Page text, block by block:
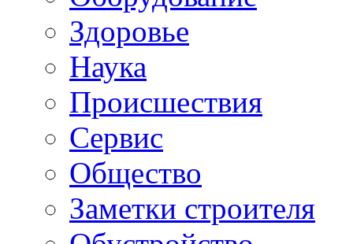
Здоровье
Наука
Происшествия
Сервис
Общество
Заметки строителя